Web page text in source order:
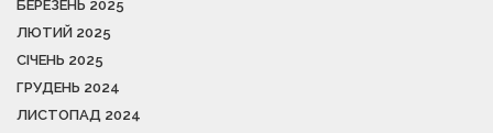
БЕРЕЗЕНЬ 2025
ЛЮТИЙ 2025
СІЧЕНЬ 2025
ГРУДЕНЬ 2024
ЛИСТОПАД 2024